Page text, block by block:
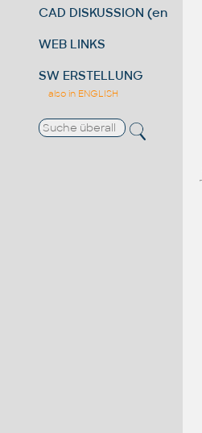
CAD DISKUSSION (en)
WEB LINKS
SW ERSTELLUNG
also in ENGLISH